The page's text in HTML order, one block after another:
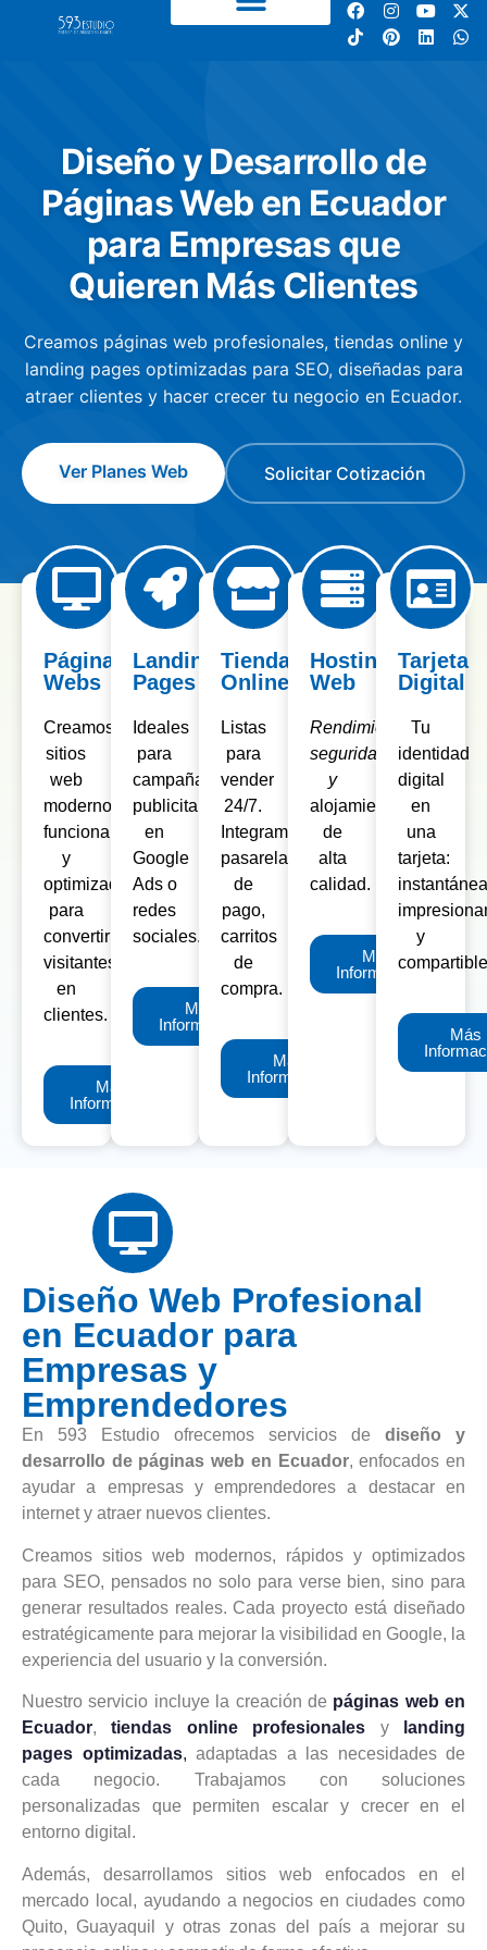
Diseño y Desarrollo de
Páginas Web en Ecuador
para Empresas que
Quieren Más Clientes
Creamos páginas web profesionales, tiendas online y
landing pages optimizadas para SEO, diseñadas para
atraer clientes y hacer crecer tu negocio en Ecuador.
Ver Planes Web Solicitar Cotización
Páginas
Webs
Creamos
sitios
web
modernos,
funcionales
y
optimizados
para
convertir
visitantes
en
clientes.
Más
Información
Landing
Pages
Ideales
para
campañas
publicitarias
en
Google
Ads o
redes
sociales.
Más
Información
Tiendas
Online
Listas
para
vender
24/7.
Integramos
pasarelas
de
pago,
carritos
de
compra.
Más
Información
Hosting
Web
Rendimiento,
seguridad
y
alojamiento
de
alta
calidad.
Más
Información
Tarjeta
Digital
Tu
identidad
digital
en
una
tarjeta:
y
Más
Diseño Web Profesional
en Ecuador para
Empresas y
Emprendedores
En 593 Estudio ofrecemos servicios de diseño y
desarrollo de páginas web en Ecuador, enfocados en
ayudar a empresas y emprendedores a destacar en
internet y atraer nuevos clientes.
Creamos sitios web modernos, rápidos y optimizados
para SEO, pensados no solo para verse bien, sino para
generar resultados reales. Cada proyecto está diseñado
estratégicamente para mejorar la visibilidad en Google, la
experiencia del usuario y la conversión.
Nuestro servicio incluye la creación de páginas web en
Ecuador,tiendas online profesionales y
landing
pages optimizadas, adaptadas a las necesidades de
cada negocio. Trabajamos con soluciones
personalizadas que permiten escalar y crecer en el
entorno digital.
Además, desarrollamos sitios web enfocados en el
mercado local, ayudando a negocios en ciudades como
Quito, Guayaquil y otras zonas del país a mejorar su